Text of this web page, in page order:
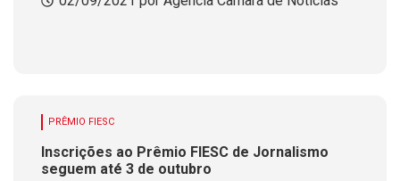
PRÊMIO FIESC
Inscrições ao Prêmio FIESC de Jornalismo
seguem até 3 de outubro